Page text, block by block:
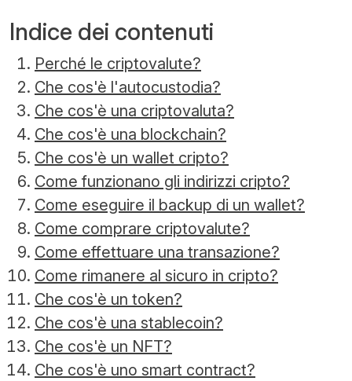
Indice dei contenuti
Perché le criptovalute?
Che cos'è l'autocustodia?
Che cos'è una criptovaluta?
Che cos'è una blockchain?
Che cos'è un wallet cripto?
Come funzionano gli indirizzi cripto?
Come eseguire il backup di un wallet?
Come comprare criptovalute?
Come effettuare una transazione?
Come rimanere al sicuro in cripto?
Che cos'è un token?
Che cos'è una stablecoin?
Che cos'è un NFT?
Che cos'è uno smart contract?